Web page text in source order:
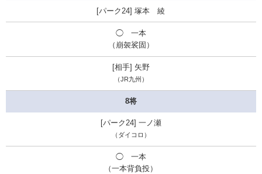
塚本 綾
◯ 一本
（崩袈裟固）
矢野
（JR九州）
8将
一ノ瀬
（ダイコロ）
◯ 一本
（一本背負投）